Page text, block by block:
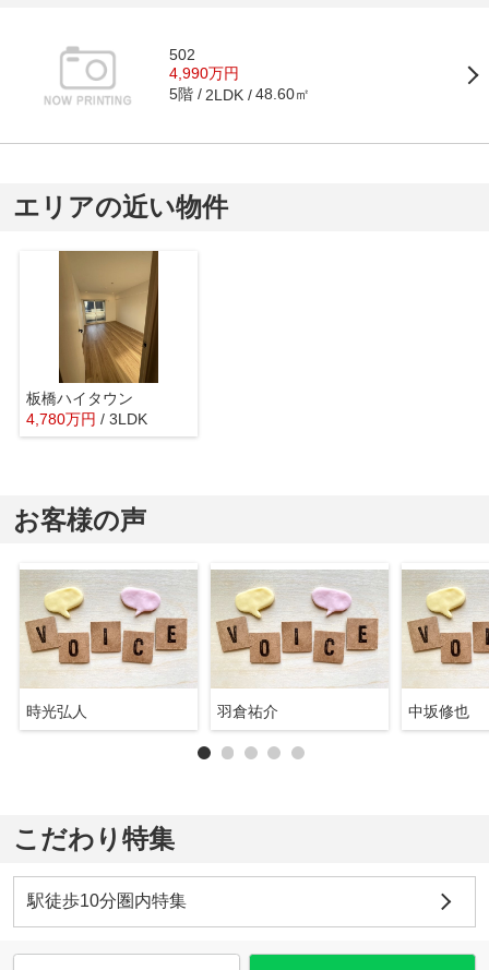
502
4,990万円
5階 2LDK 48.60㎡
エリアの近い物件
板橋ハイタウン
4,780万円 / 3LDK
お客様の声
時光弘人 羽倉祐介 中坂修也
こだわり特集
駅徒歩10分圏内特集